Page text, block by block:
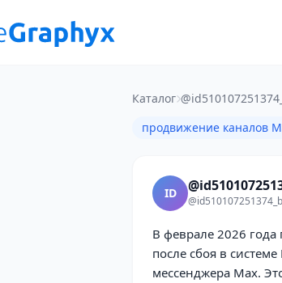
Каталог
продвижение каналов
ID
В феврале 2026
после сбоя в
мессенджера Max.